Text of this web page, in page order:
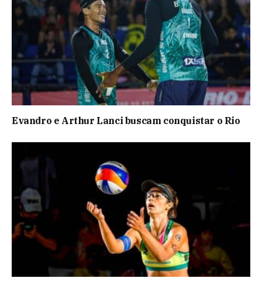
Evandro e Arthur Lanci buscam conquistar o Rio